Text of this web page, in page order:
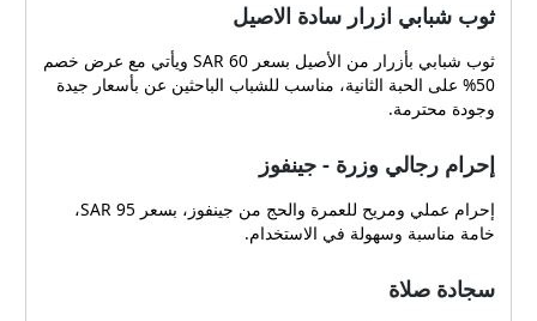
ثوب شبابي ازرار سادة الاصيل
ثوب شبابي بأزرار من الأصيل بسعر 60 SAR ويأتي مع عرض خصم
50% على الحبة الثانية، مناسب للشباب الباحثين عن بأسعار جيدة
وجودة محترمة.
إحرام رجالي وزرة - جينفوز
إحرام عملي ومريح للعمرة والحج من جينفوز، بسعر 95 SAR،
خامة مناسبة وسهولة في الاستخدام.
سجادة صلاة